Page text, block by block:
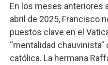
En los meses anteriores
abril de 2025, Francisco
puestos clave en el
“mentalidad
católica. La hermana